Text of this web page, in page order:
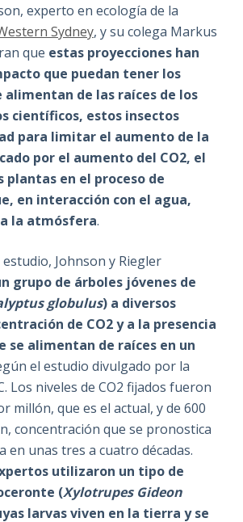
experto en ecología de la
Sydney, y su colega Markus
que estas proyecciones han
que puedan tener los
alimentan de las raíces de los
científicos, estos insectos
para limitar el aumento de la
por el aumento del CO2, el
plantas en el proceso de
en interacción con el agua,
la atmósfera.
Johnson y Riegler
grupo de árboles jóvenes de
globulus) a diversos
de CO2 y a la presencia
se alimentan de raíces en un
el estudio divulgado por la
Los niveles de CO2 fijados fueron
millón, que es el actual, y de 600
concentración que se pronostica
en unas tres a cuatro décadas.
utilizaron un tipo de
(Xylotrupes Gideon
larvas viven en la tierra y se